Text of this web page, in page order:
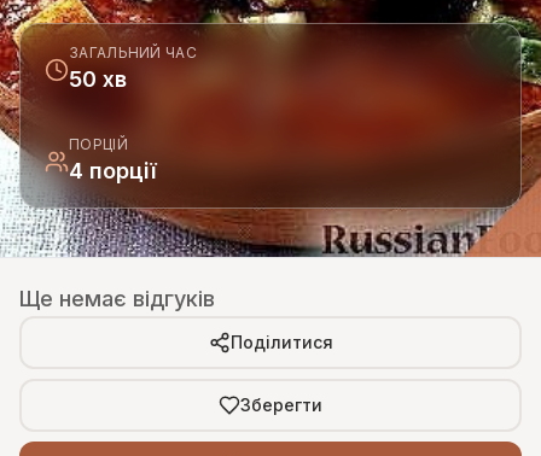
ЗАГАЛЬНИЙ ЧАС
50 хв
ПОРЦІЙ
4 порції
Ще немає відгуків
Поділитися
Зберегти